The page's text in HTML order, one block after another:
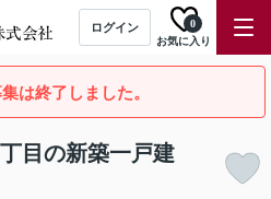
ログイン
お気に入り
0
は終了しました。
目の新築一戸建